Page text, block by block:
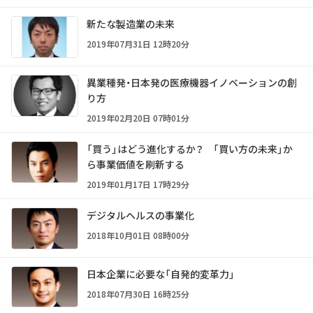
新たな製造業の未来
2019年07月31日 12時20分
異業種発・日本発の医療機器イノベーションの創
り方
2019年02月20日 07時01分
「買う」はどう進化するか？ 「買い方の未来」か
ら事業価値を刷新する
2019年01月17日 17時29分
デジタルヘルスの事業化
2018年10月01日 08時00分
日本企業に必要な「自発的変革力」
2018年07月30日 16時25分